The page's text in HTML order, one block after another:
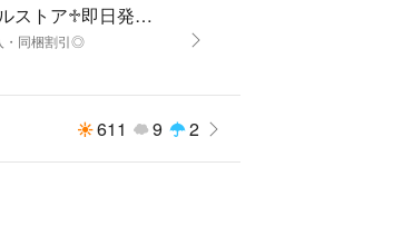
♱BERIリサイクルストア♱即日発送・即購入・同梱割引◎✨
・同梱割引◎
611 9 2